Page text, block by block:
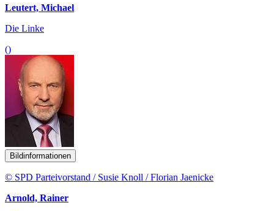
Leutert, Michael
Die Linke
()
Bildinformationen
© SPD Parteivorstand / Susie Knoll / Florian Jaenicke
Arnold, Rainer